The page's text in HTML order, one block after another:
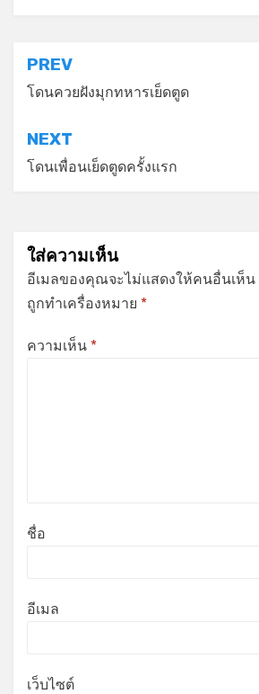
แนะแนว
เรื่อง
PREV
โดนควยฝังมุกทหารเย็ดตูด
NEXT
โดนเพื่อนเย็ดตูดครั้งแรก
ใส่ความเห็น
อีเมลของคุณจะไม่แสดงให้คนอื่นเห็น
ถูกทำเครื่องหมาย *
ความเห็น *
ชื่อ
อีเมล
เว็บไซต์